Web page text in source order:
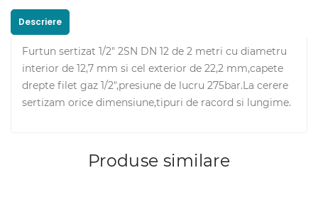
Descriere
Furtun sertizat 1/2" 2SN DN 12 de 2 metri cu diametru
interior de 12,7 mm si cel exterior de 22,2 mm,capete
drepte filet gaz 1/2",presiune de lucru 275bar.La cerere
sertizam orice dimensiune,tipuri de racord si lungime.
Produse similare